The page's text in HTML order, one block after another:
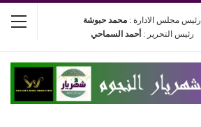
رئيس مجلس الادارة : محمد حبوشة
رئيس التحرير : أحمد السماحي